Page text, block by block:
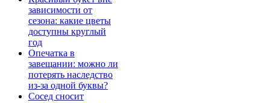
зависимости от
сезона: какие цветы
доступны круглый
год
Опечатка в
завещании: можно ли
потерять наследство
из-за одной буквы?
Сосед сносит